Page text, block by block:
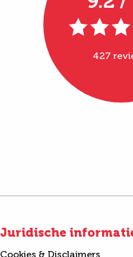
427
Juridische
Cookies & Disclaimers